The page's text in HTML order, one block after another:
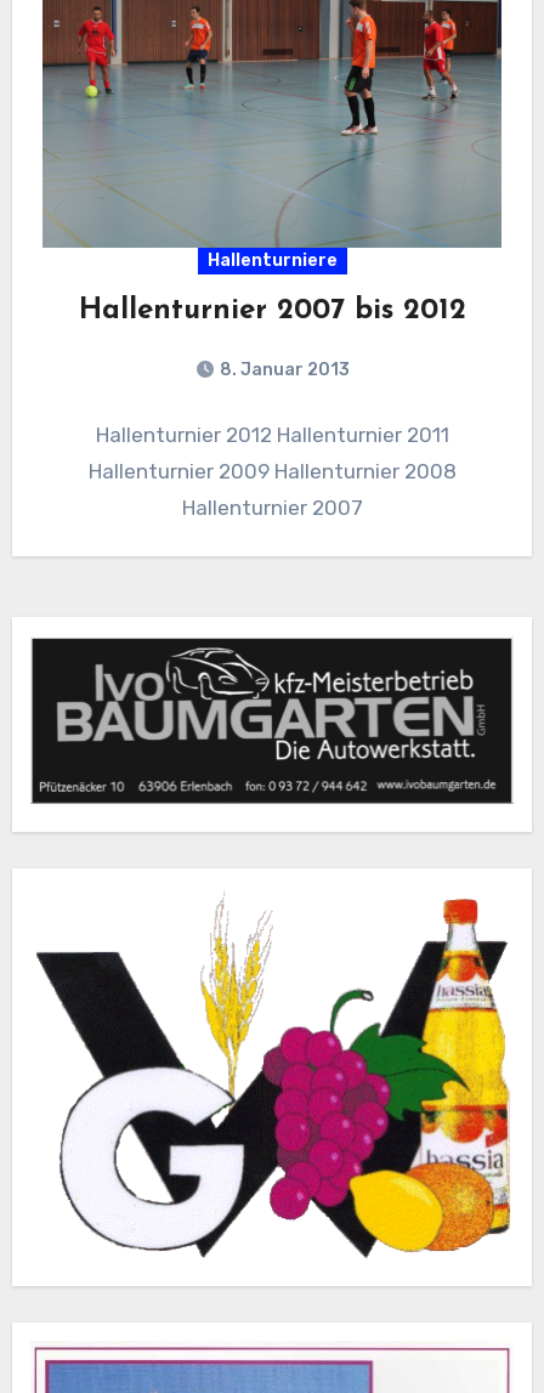
Hallenturniere
Hallenturnier 2007 bis 2012
8. Januar 2013
Hallenturnier 2012 Hallenturnier 2011
Hallenturnier 2009 Hallenturnier 2008
Hallenturnier 2007